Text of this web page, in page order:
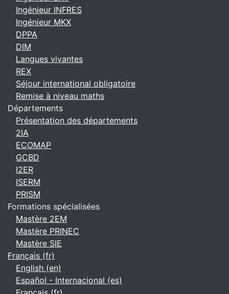
Ingénieur INFRES
Ingénieur MKX
DPPA
DIM
Langues vivantes
REX
Séjour international obligatoire
Remise à niveau maths
Départements
Présentation des départements
2IA
ECOMAP
GCBD
I2ER
ISERM
PRISM
Formations spécialisées
Mastère 2EM
Mastère PRINEC
Mastère SIE
Français ‎(fr)‎
English ‎(en)‎
Español - Internacional ‎(es)‎